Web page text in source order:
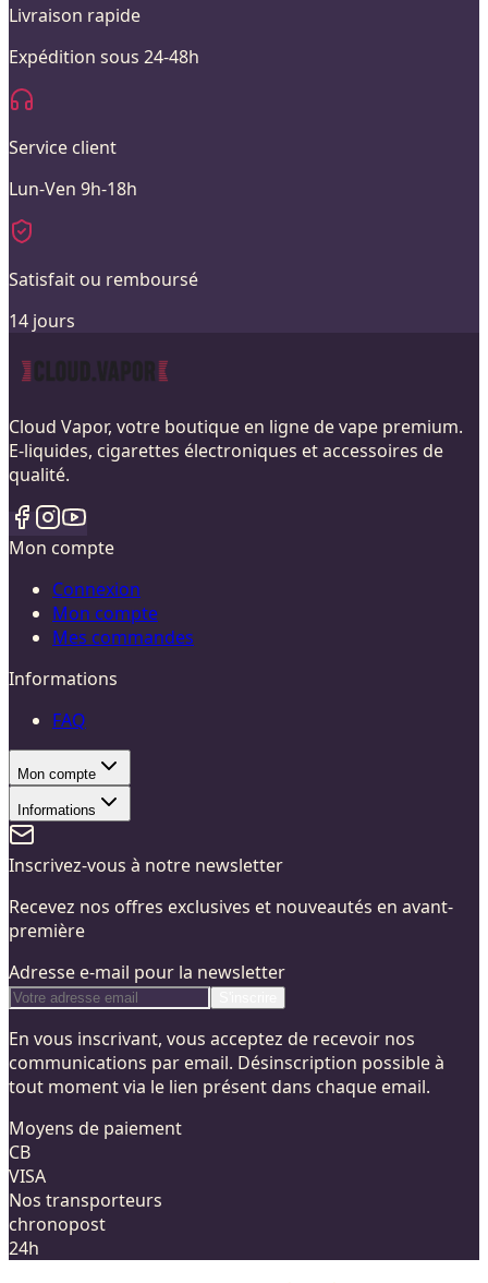
Livraison rapide
Expédition sous 24-48h
Service client
Lun-Ven 9h-18h
Satisfait ou remboursé
14 jours
Cloud Vapor, votre boutique en ligne de vape premium.
E-liquides, cigarettes électroniques et accessoires de
qualité.
Mon compte
Connexion
Mon compte
Mes commandes
Informations
FAQ
Mon compte
Informations
Inscrivez-vous à notre newsletter
Recevez nos offres exclusives et nouveautés en avant-
première
Adresse e-mail pour la newsletter
En vous inscrivant, vous acceptez de recevoir nos
communications par email. Désinscription possible à
tout moment via le lien présent dans chaque email.
Moyens de paiement
CB
VISA
Nos transporteurs
chronopost
24h